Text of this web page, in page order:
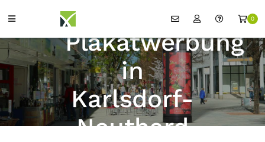
0
Plakatwerbung
in
Karlsdorf-
Neuthard